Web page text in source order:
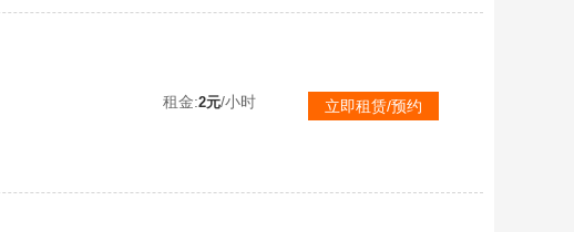
租金:2元/小时 立即租赁/预约